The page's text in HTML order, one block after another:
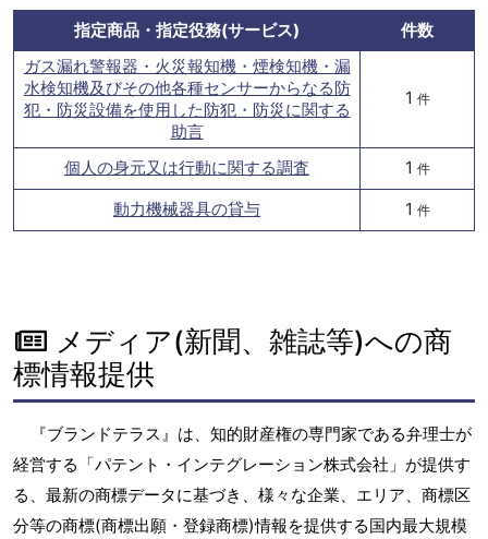
指定商品・指定役務(サービス)
件数
ガス漏れ警報器・火災報知機・煙検知機・漏
水検知機及びその他各種センサーからなる防
犯・防災設備を使用した防犯・防災に関する
助言
1 件
個人の身元又は行動に関する調査 1 件
動力機械器具の貸与 1 件
メディア(新聞、雑誌等)への商
標情報提供
『ブランドテラス』は、知的財産権の専門家である弁理士が
経営する「パテント・インテグレーション株式会社」が提供す
る、最新の商標データに基づき、様々な企業、エリア、商標区
分等の商標(商標出願・登録商標)情報を提供する国内最大規模